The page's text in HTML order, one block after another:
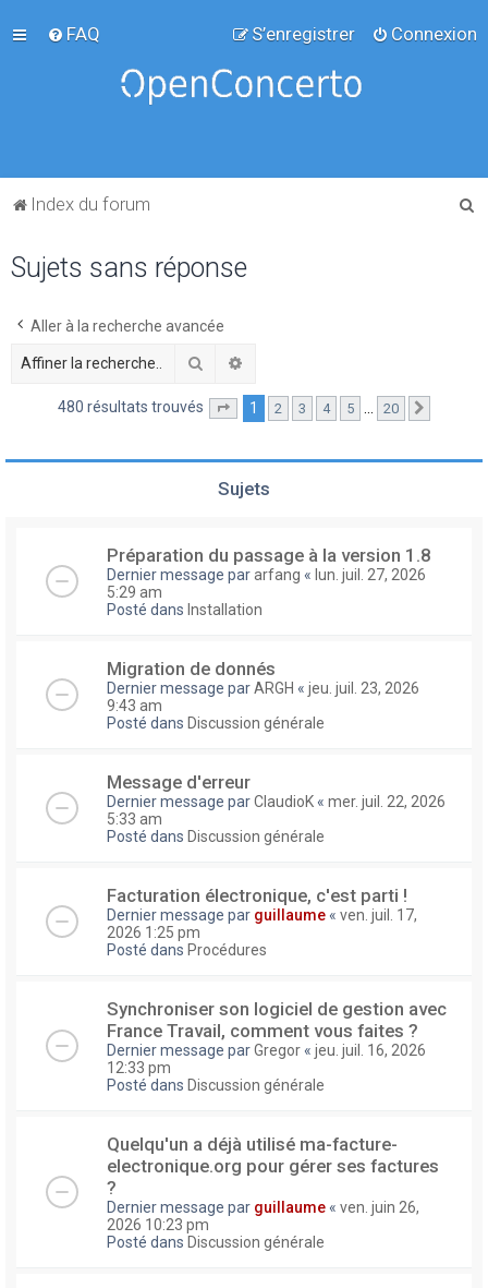
FAQ Connexion
S’enregistrer
Index du forum
Sujets sans réponse
Aller à la recherche avancée
Rechercher
480 résultats trouvés Page sur20
1 2 3 4 5 … 20
Sujets
Préparation du passage à la version 1.8
Dernier message pararfang « lun. juil. 27, 2026
5:29 am
Posté dans Installation
Migration de donnés
Dernier message parARGH « jeu. juil. 23, 2026
9:43 am
Posté dans Discussion générale
Message d'erreur
Dernier message parClaudioK « mer. juil. 22, 2026
5:33 am
Posté dans Discussion générale
Facturation électronique, c'est parti !
Dernier message par guillaume « ven. juil. 17,
2026 1:25 pm
Posté dans Procédures
Synchroniser son logiciel de gestion avec
France Travail, comment vous faites ?
Dernier message parGregor « jeu. juil. 16, 2026
12:33 pm
Posté dans Discussion générale
Quelqu'un a déjà utilisé ma-facture-
electronique.org pour gérer ses factures
?
Dernier message par guillaume « ven. juin 26,
2026 10:23 pm
Posté dans Discussion générale